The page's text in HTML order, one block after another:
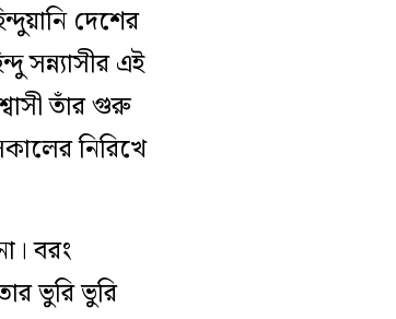
দেশের
সন্ন্যাসীর এই
তাঁর গুরু
নিরিখে
বরং
ভুরি ভুরি